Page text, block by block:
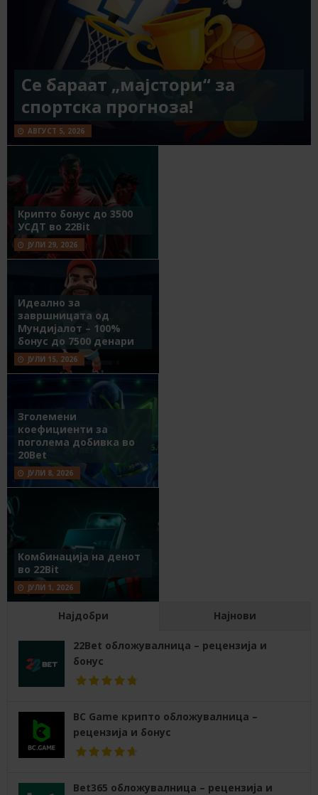
Се бараат „мајстори“ за
спортска прогноза!
АВГУСТ 5, 2026
Крипто бонус до 3500
УСДТ во 22Bit
ЈУЛИ 29, 2026
Идеално за
завршницата од
Мундијалот – 100%
бонус до 7500 денари
ЈУЛИ 15, 2026
Зголемени
коефициенти за
поголема добивка во
20Bet
ЈУЛИ 8, 2026
Комбинација на денот
во 22Bit
ЈУЛИ 1, 2026
Најдобри Најнови
22Bet обложувалница – рецензија и
бонус
BC Game крипто обложувалница –
рецензија и бонус
Bet365 обложувалница – рецензија и